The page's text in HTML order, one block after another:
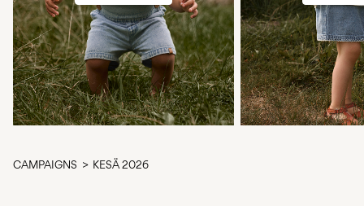
Kysyttävää?
Tietoa
meistä
Suomi
/
CAMPAIGNS KESÄ 2026